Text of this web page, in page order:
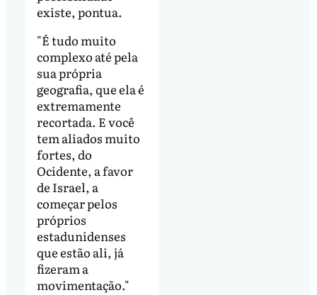
existe, pontua.
"É tudo muito
complexo até pela
sua própria
geografia, que ela é
extremamente
recortada. E você
tem aliados muito
fortes, do
Ocidente, a favor
de Israel, a
começar pelos
próprios
estadunidenses
que estão ali, já
fizeram a
movimentação."